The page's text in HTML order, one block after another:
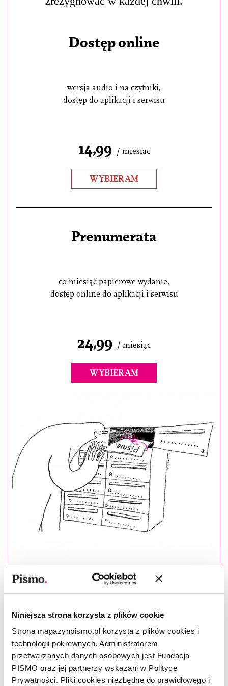
Niniejsza strona korzysta z plików cookie
Strona magazynpismo.pl korzysta z plików cookies i
technologii pokrewnych. Administratorem
przetwarzanych danych osobowych jest Fundacja
PISMO oraz jej partnerzy wskazani w Polityce
Prywatności. Pliki cookies niezbędne do prawidłowego i
Dostęp online
wersja audio i na czytniki,
dostęp do aplikacji i serwisu
14,99 / miesiąc
WYBIERAM
Prenumerata
co miesiąc papierowe wydanie,
dostęp online do aplikacji i serwisu
24,99 / miesiąc
WYBIERAM
Masz konto? Zaloguj się
Alek Tarkowski –(ur. 1977), doktor socjologii i działacz na
Cyfrowe zajmującej się społecznym wymiarem technologii.
Współzałożyciel i dyrektor europejskiego think tanku Open
Future.
Esej ukazał się w lipcowym numerze miesięcznika